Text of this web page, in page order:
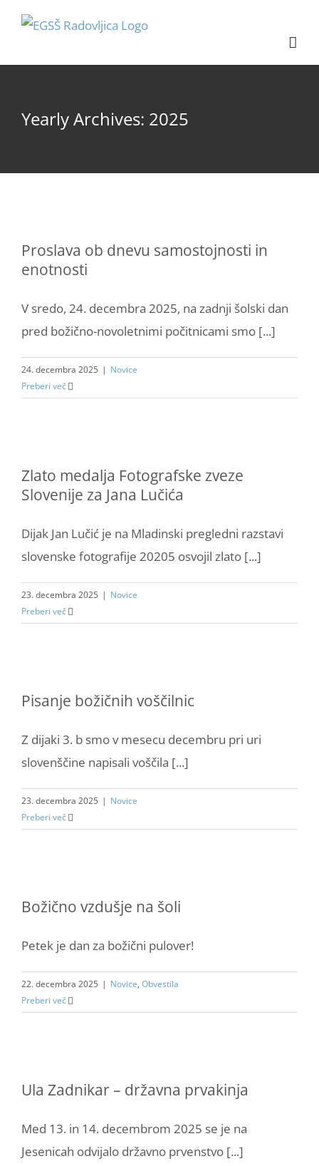
content
Skip
Yearly Archives: 2025
Proslava ob dnevu samostojnosti in
enotnosti
V sredo, 24. decembra 2025, na zadnji šolski dan
pred božično-novoletnimi počitnicami smo [...]
24. decembra 2025 | Novice
Preberi več
Zlato medalja Fotografske zveze
Slovenije za Jana Lučića
Dijak Jan Lučić je na Mladinski pregledni razstavi
slovenske fotografije 20205 osvojil zlato [...]
23. decembra 2025 | Novice
Preberi več
Pisanje božičnih voščilnic
Z dijaki 3. b smo v mesecu decembru pri uri
slovenščine napisali voščila [...]
23. decembra 2025 | Novice
Preberi več
Božično vzdušje na šoli
Petek je dan za božični pulover!
22. decembra 2025 | Novice, Obvestila
Preberi več
Ula Zadnikar – državna prvakinja
Med 13. in 14. decembrom 2025 se je na
Jesenicah odvijalo državno prvenstvo [...]